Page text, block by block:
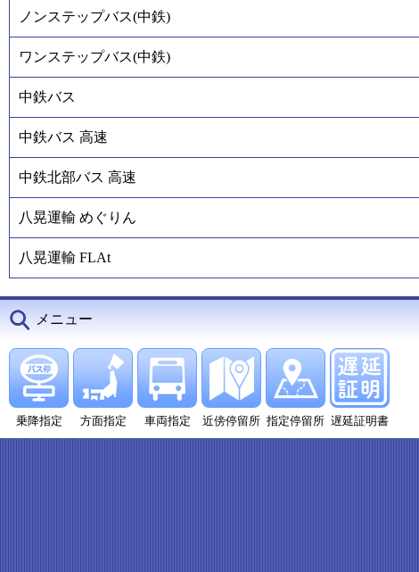
ノンステップバス(中鉄)
ワンステップバス(中鉄)
中鉄バス
中鉄バス 高速
中鉄北部バス 高速
八晃運輸 めぐりん
八晃運輸 FLAt
メニュー
乗降指定 方面指定 車両指定 近傍停留所 指定停留所 遅延証明書